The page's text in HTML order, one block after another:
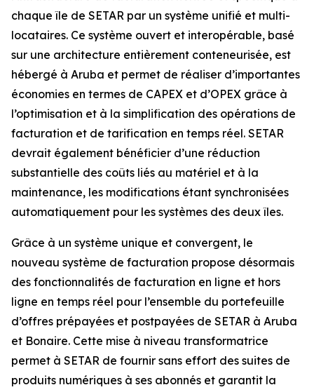
chaque île de SETAR par un système unifié et multi-
locataires. Ce système ouvert et interopérable, basé
sur une architecture entièrement conteneurisée, est
hébergé à Aruba et permet de réaliser d’importantes
économies en termes de CAPEX et d’OPEX grâce à
l’optimisation et à la simplification des opérations de
facturation et de tarification en temps réel. SETAR
devrait également bénéficier d’une réduction
substantielle des coûts liés au matériel et à la
maintenance, les modifications étant synchronisées
automatiquement pour les systèmes des deux îles.
Grâce à un système unique et convergent, le
nouveau système de facturation propose désormais
des fonctionnalités de facturation en ligne et hors
ligne en temps réel pour l’ensemble du portefeuille
d’offres prépayées et postpayées de SETAR à Aruba
et Bonaire. Cette mise à niveau transformatrice
permet à SETAR de fournir sans effort des suites de
produits numériques à ses abonnés et garantit la